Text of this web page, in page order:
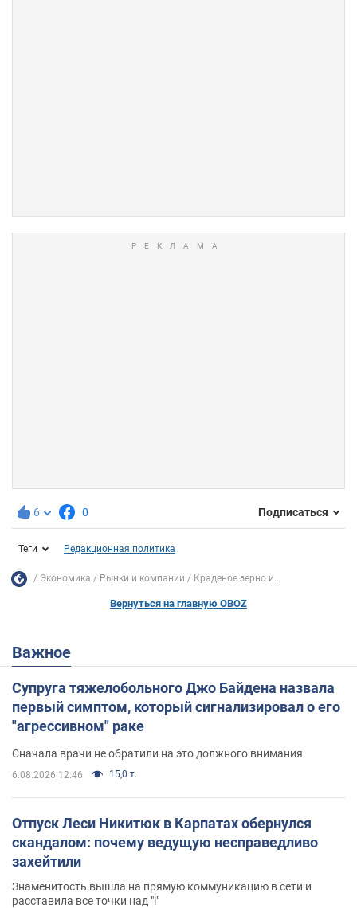
6 0 Подписаться
Теги Редакционная политика
Экономика Рынки и компании Краденое зерно и...
Вернуться на главную OBOZ
Важное
Супруга тяжелобольного Джо Байдена назвала
первый симптом, который сигнализировал о его
"агрессивном" раке
Сначала врачи не обратили на это должного внимания
6.08.2026 12:46 15,0 т.
Отпуск Леси Никитюк в Карпатах обернулся
скандалом: почему ведущую несправедливо
захейтили
Знаменитость вышла на прямую коммуникацию в сети и
расставила все точки над "i"